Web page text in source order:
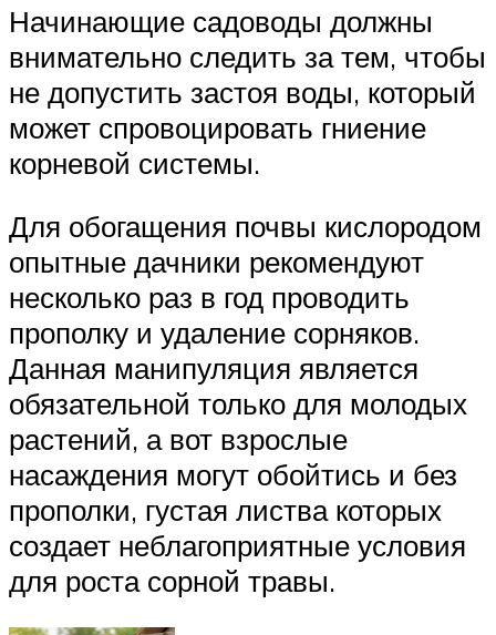
Начинающие садоводы должны
внимательно следить за тем, чтобы
не допустить застоя воды, который
может спровоцировать гниение
корневой системы.
Для обогащения почвы кислородом
опытные дачники рекомендуют
несколько раз в год проводить
прополку и удаление сорняков.
Данная манипуляция является
обязательной только для молодых
растений, а вот взрослые
насаждения могут обойтись и без
прополки, густая листва которых
создает неблагоприятные условия
для роста сорной травы.